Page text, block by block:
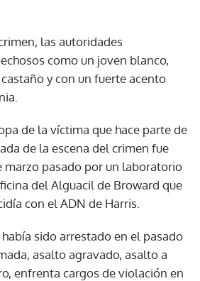
las autoridades
como un joven blanco,
y con un fuerte acento
de la víctima que hace parte de
de la escena del crimen fue
marzo pasado por un laboratorio
del Alguacil de Broward que
con el ADN de Harris.
sido arrestado en el pasado
asalto agravado, asalto a
enfrenta cargos de violación en